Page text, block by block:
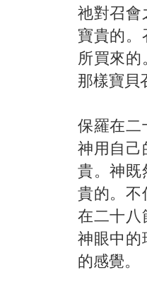
祂對召會
寶貴的。
所買來
那樣寶貝
保羅在二
神用自己
貴。神既
貴的。不
在二十八
神眼中的